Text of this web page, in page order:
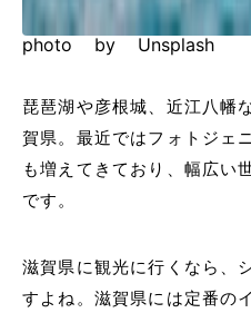
photo by Unsplash
琵琶湖や彦根城、近江八幡
賀県。最近ではフォトジェ
も増えてきており、幅広い
です。
滋賀県に観光に行くなら、
すよね。滋賀県には定番の